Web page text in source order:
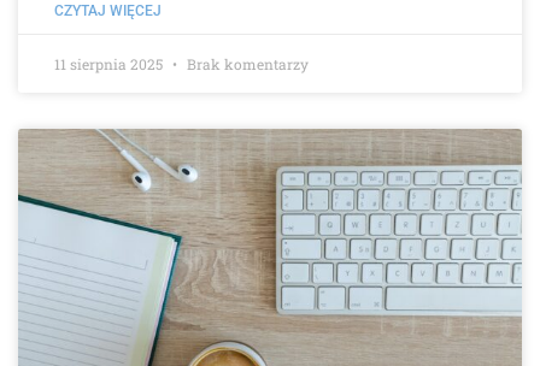
CZYTAJ WIĘCEJ
11 sierpnia 2025 Brak komentarzy